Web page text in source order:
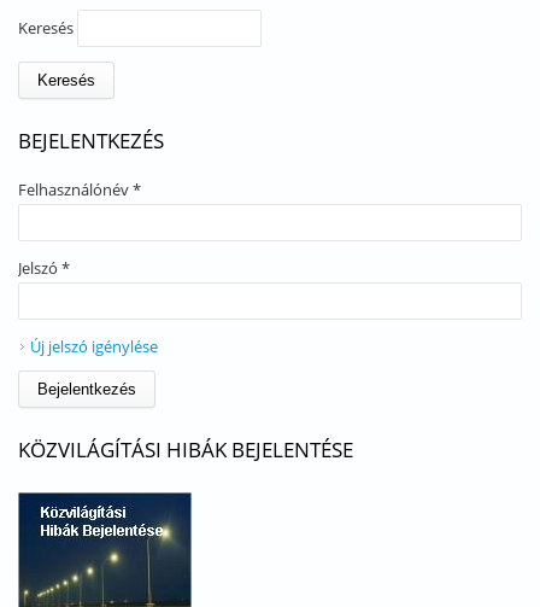
Keresés
BEJELENTKEZÉS
Felhasználónév*
Jelszó *
Új jelszó igénylése
KÖZVILÁGÍTÁSI HIBÁK BEJELENTÉSE